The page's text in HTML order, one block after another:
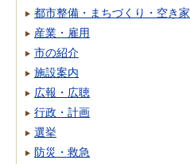
都市整備・まちづくり・空き家
産業・雇用
市の紹介
施設案内
広報・広聴
行政・計画
選挙
防災・救急